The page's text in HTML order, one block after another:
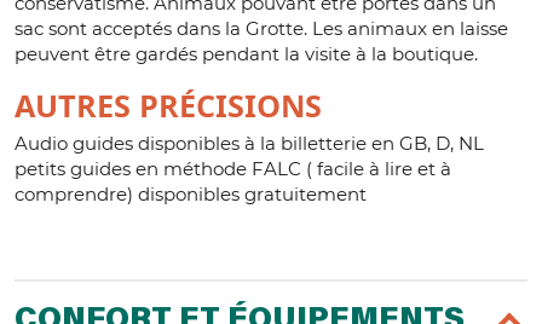
sac sont acceptés dans la Grotte. Les animaux en laisse
peuvent être gardés pendant la visite à la boutique.
AUTRES PRÉCISIONS
Audio guides disponibles à la billetterie en GB, D, NL
petits guides en méthode FALC ( facile à lire et à
comprendre) disponibles gratuitement